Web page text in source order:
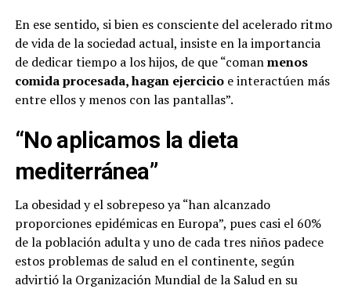
En ese sentido, si bien es consciente del acelerado ritmo
de vida de la sociedad actual, insiste en la importancia
de dedicar tiempo a los hijos, de que “comanmenos
comida procesada, hagan ejercicio e interactúen más
entre ellos y menos con las pantallas”.
“No aplicamos la dieta
mediterránea”
La obesidad y el sobrepeso ya “han alcanzado
proporciones epidémicas en Europa”, pues casi el 60%
de la población adulta y uno de cada tres niños padece
estos problemas de salud en el continente, según
advirtió la Organización Mundial de la Salud en su